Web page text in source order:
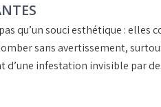
qu’un souci esthétique :
sans avertissement,
infestation invisible par